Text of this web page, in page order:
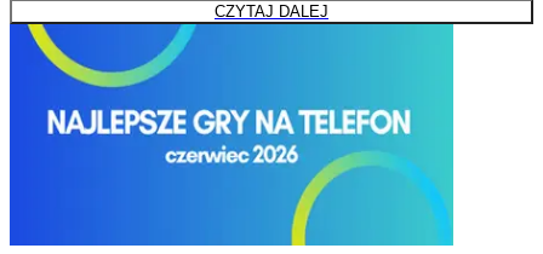
CZYTAJ DALEJ